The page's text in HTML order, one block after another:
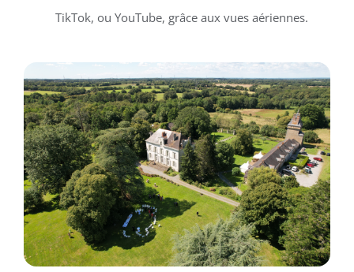
TikTok, ou YouTube, grâce aux vues aériennes.